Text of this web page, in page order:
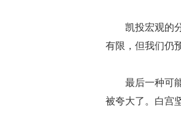
凯投宏观的分
有限，但我们仍
最后一种可能
被夸大了。白宫